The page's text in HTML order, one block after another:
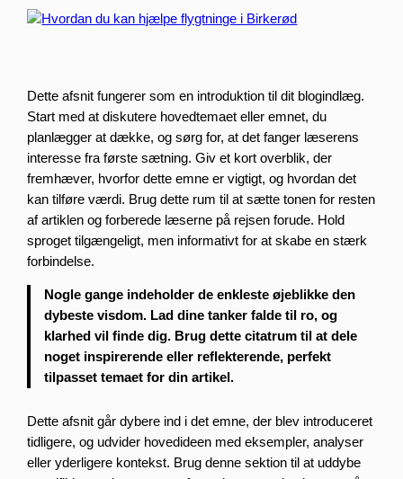
Dette afsnit fungerer som en introduktion til dit blogindlæg.
Start med at diskutere hovedtemaet eller emnet, du
planlægger at dække, og sørg for, at det fanger læserens
interesse fra første sætning. Giv et kort overblik, der
fremhæver, hvorfor dette emne er vigtigt, og hvordan det
kan tilføre værdi. Brug dette rum til at sætte tonen for resten
af artiklen og forberede læserne på rejsen forude. Hold
sproget tilgængeligt, men informativt for at skabe en stærk
forbindelse.
Nogle gange indeholder de enkleste øjeblikke den
dybeste visdom. Lad dine tanker falde til ro, og
klarhed vil finde dig. Brug dette citatrum til at dele
noget inspirerende eller reflekterende, perfekt
tilpasset temaet for din artikel.
Dette afsnit går dybere ind i det emne, der blev introduceret
tidligere, og udvider hovedideen med eksempler, analyser
eller yderligere kontekst. Brug denne sektion til at uddybe